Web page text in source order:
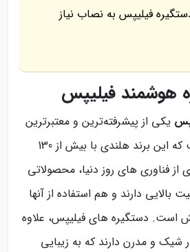
فیلیپس به نصاب نیاز
هوشمند فیلیپس
یکی از پیشرفته‌ترین و معتبرترین
قفل های هوشمند است که این برند هلندی با بیش از 130
از فناوری های روز دنیا، محصولاتی
بالایی دارند و هم استفاده از آنها
است. دستگیره های فیلیپس، علاوه
شیک و مدرن دارند که به زیبایی